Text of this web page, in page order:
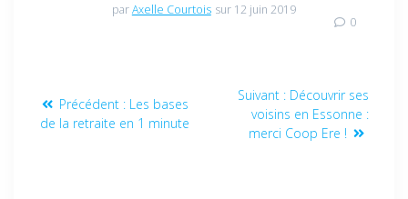
parAxelle Courtois sur 12 juin 2019
0
Précédent : Les bases
de la retraite en 1 minute
Suivant : Découvrir ses
voisins en Essonne :
merci Coop Ere !